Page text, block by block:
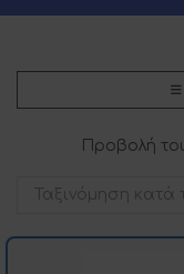
Προβολή
Ταξινόμηση